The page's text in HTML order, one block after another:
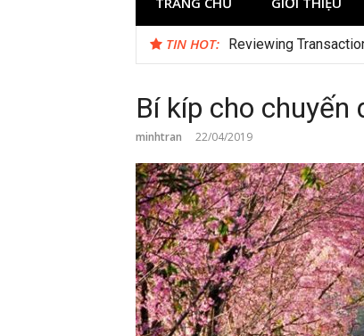
TIN HOT: Test
Bí kíp cho
minhtran 22/04/2019